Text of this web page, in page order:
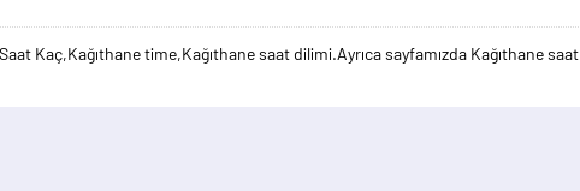
Kaç,Kağıthane time,Kağıthane saat dilimi.Ayrıca sayfamızda Kağıthane saat